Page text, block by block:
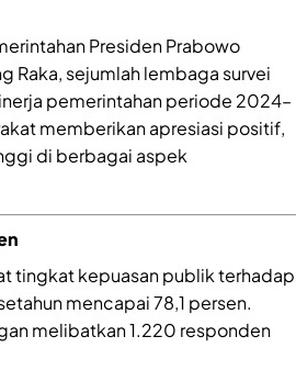
Presiden Prabowo
Raka, sejumlah lembaga survei
pemerintahan periode 2024–
memberikan apresiasi positif,
di berbagai aspek
tingkat kepuasan publik terhadap
mencapai 78,1 persen.
melibatkan 1.220 responden